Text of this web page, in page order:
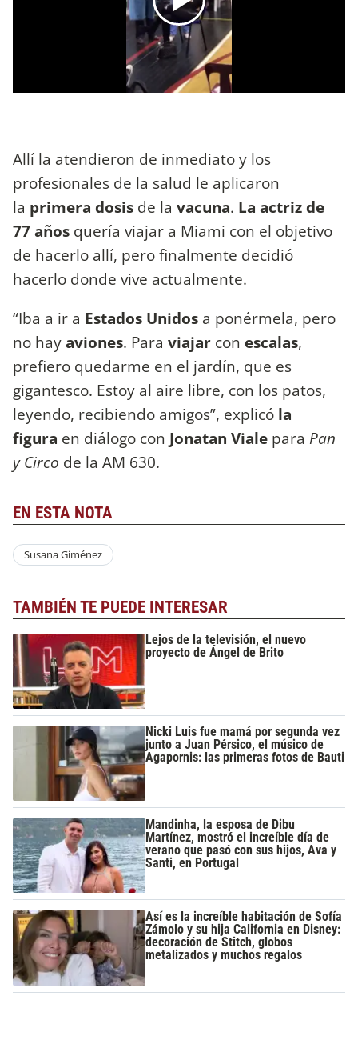
Allí la atendieron de inmediato y los
profesionales de la salud le aplicaron
la primera dosis de la vacuna. La actriz de
77 años quería viajar a Miami con el objetivo
de hacerlo allí, pero finalmente decidió
hacerlo donde vive actualmente.
“Iba a ir a Estados Unidos a ponérmela, pero
no hayaviones. Para viajar con escalas,
prefiero quedarme en el jardín, que es
gigantesco. Estoy al aire libre, con los patos,
leyendo, recibiendo amigos”, explicó la
figura en diálogo con Jonatan Viale para Pan
y Circo de la AM 630.
EN ESTA NOTA
Susana Giménez
TAMBIÉN TE PUEDE INTERESAR
Lejos de la televisión, el nuevo
proyecto de Ángel de Brito
Nicki Luis fue mamá por segunda vez
junto a Juan Pérsico, el músico de
Agapornis: las primeras fotos de Bauti
Mandinha, la esposa de Dibu
Martínez, mostró el increíble día de
verano que pasó con sus hijos, Ava y
Santi, en Portugal
Así es la increíble habitación de Sofía
Zámolo y su hija California en Disney:
decoración de Stitch, globos
metalizados y muchos regalos